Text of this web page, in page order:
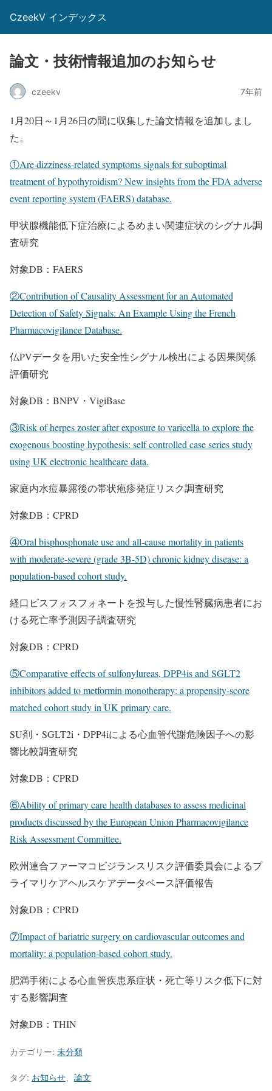
CzeekV インデックス
論文・技術情報追加のお知らせ
czeekv 7年前
1月20日～1月26日の間に収集した論文情報を追加しまし
た。
①Are dizziness-related symptoms signals for suboptimal
treatment of hypothyroidism? New insights from the FDA adverse
event reporting system (FAERS) database.
甲状腺機能低下症治療によるめまい関連症状のシグナル調
査研究
対象DB：FAERS
②Contribution of Causality Assessment for an Automated
Detection of Safety Signals: An Example Using the French
Pharmacovigilance Database.
仏PVデータを用いた安全性シグナル検出による因果関係
評価研究
対象DB：BNPV・VigiBase
③Risk of herpes zoster after exposure to varicella to explore the
exogenous boosting hypothesis: self controlled case series study
using UK electronic healthcare data.
家庭内水痘暴露後の帯状疱疹発症リスク調査研究
対象DB：CPRD
④Oral bisphosphonate use and all-cause mortality in patients
with moderate-severe (grade 3B-5D) chronic kidney disease: a
population-based cohort study.
経口ビスフォスフォネートを投与した慢性腎臓病患者にお
ける死亡率予測因子調査研究
対象DB：CPRD
⑤Comparative effects of sulfonylureas, DPP4is and SGLT2
inhibitors added to metformin monotherapy: a propensity-score
matched cohort study in UK primary care.
SU剤・SGLT2i・DPP4iによる心血管代謝危険因子への影
響比較調査研究
対象DB：CPRD
⑥Ability of primary care health databases to assess medicinal
products discussed by the European Union Pharmacovigilance
Risk Assessment Committee.
欧州連合ファーマコビジランスリスク評価委員会によるプ
ライマリケアヘルスケアデータベース評価報告
対象DB：CPRD
⑦Impact of bariatric surgery on cardiovascular outcomes and
mortality: a population-based cohort study.
肥満手術による心血管疾患系症状・死亡等リスク低下に対
する影響調査
対象DB：THIN
カテゴリー: 未分類
タグ: お知らせ 論文